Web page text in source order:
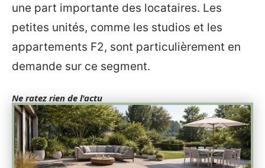
une part importante des locataires. Les
petites unités, comme les studios et les
appartements F2, sont particulièrement en
demande sur ce segment.
Ne ratez rien de l'actu